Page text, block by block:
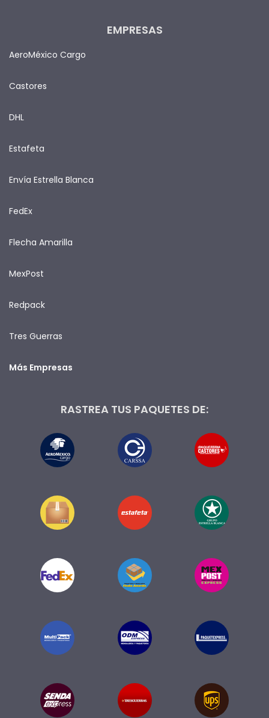
EMPRESAS
AeroMéxico Cargo
Castores
DHL
Estafeta
Envía Estrella Blanca
FedEx
Flecha Amarilla
MexPost
Redpack
Tres Guerras
Más Empresas
RASTREA TUS PAQUETES DE: